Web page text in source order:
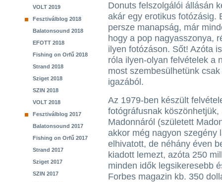
VOLT 2019
Fesztiválblog 2018
Balatonsound 2018
EFOTT 2018
Fishing on Orfű 2018
Strand 2018
Sziget 2018
SZIN 2018
VOLT 2018
Fesztiválblog 2017
Balatonsound 2017
Fishing on Orfű 2017
Strand 2017
Sziget 2017
SZIN 2017
Donuts felszolgálói állásán
akár egy erotikus fotózásig.
persze manapság, már
hogy a pop nagyasszonya,
ilyen fotózáson. Sőt! Azóta
róla ilyen-olyan felvételek a
most szembesülhetünk
igazából.
Az 1979-ben készült
fotógráfusnak
Madonnáról (született
akkor még nagyon szegény
elhivatott, de néhány éven
kiadott lemezt, azóta 250
minden idők legsikeresebb
Forbes magazin kb. 350